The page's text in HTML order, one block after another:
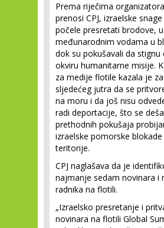
Prema riječima
prenosi CPJ, izraelske
počele presretati brodove, u
međunarodnim vodama u
dok su pokušavali da stignu
okviru humanitarne misije.
za medije flotile kazala je za
sljedećeg jutra da se
na moru i da još nisu
radi deportacije, što se
prethodnih pokušaja
izraelske pomorske
teritorije.
CPJ naglašava da je
najmanje sedam novinara i
radnika na flotili.
„Izraelsko presretanje i
novinara na flotili Global